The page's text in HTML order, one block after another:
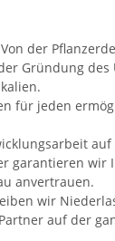
der
Gründung des
für jeden
garantieren wir
anvertrauen.
wir
auf der